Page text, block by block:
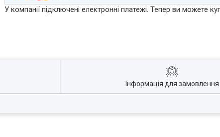
У компанії підключені електронні платежі. Тепер ви можете
Інформація для замовлення